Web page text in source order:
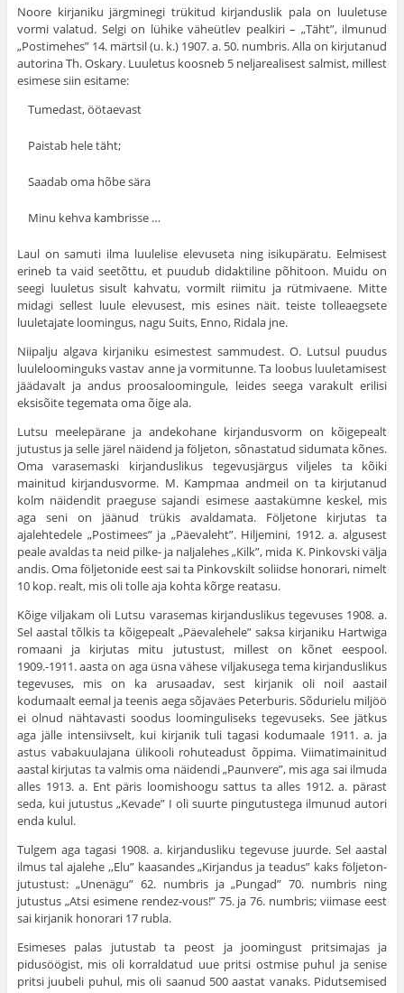
Noore kirjaniku järgminegi trükitud kirjanduslik pala on luuletuse
vormi valatud. Selgi on lühike väheütlev pealkiri – „Täht”, ilmunud
„Postimehes” 14. märtsil (u. k.) 1907. a. 50. numbris. Alla on kirjutanud
autorina Th. Oskary. Luuletus koosneb 5 neljarealisest salmist, millest
esimese siin esitame:
Tumedast, öötaevast
Paistab hele täht;
Saadab oma hõbe sära
Minu kehva kambrisse …
Laul on samuti ilma luulelise elevuseta ning isikupäratu. Eelmisest
erineb ta vaid seetõttu, et puudub didaktiline põhitoon. Muidu on
seegi luuletus sisult kahvatu, vormilt riimitu ja rütmivaene. Mitte
midagi sellest luule elevusest, mis esines näit. teiste tolleaegsete
luuletajate loomingus, nagu Suits, Enno, Ridala jne.
Niipalju algava kirjaniku esimestest sammudest. O. Lutsul puudus
luuleloominguks vastav anne ja vormitunne. Ta loobus luuletamisest
jäädavalt ja andus proosaloomingule, leides seega varakult erilisi
eksisõite tegemata oma õige ala.
Lutsu meelepärane ja andekohane kirjandusvorm on kõigepealt
jutustus ja selle järel näidend ja följeton, sõnastatud sidumata kõnes.
Oma varasemaski kirjanduslikus tegevusjärgus viljeles ta kõiki
mainitud kirjandusvorme. M. Kampmaa andmeil on ta kirjutanud
kolm näidendit praeguse sajandi esimese aastakümne keskel, mis
aga seni on jäänud trükis avaldamata. Följetone kirjutas ta
ajalehtedele „Postimees” ja „Päevaleht”. Hiljemini, 1912. a. algusest
peale avaldas ta neid pilke- ja naljalehes „Kilk”, mida K. Pinkovski välja
andis. Oma följetonide eest sai ta Pinkovskilt soliidse honorari, nimelt
10 kop. realt, mis oli tolle aja kohta kõrge reatasu.
Kõige viljakam oli Lutsu varasemas kirjanduslikus tegevuses 1908. a.
Sel aastal tõlkis ta kõigepealt „Päevalehele” saksa kirjaniku Hartwiga
romaani ja kirjutas mitu jutustust, millest on kõnet eespool.
1909.-1911. aasta on aga üsna vähese viljakusega tema kirjanduslikus
tegevuses, mis on ka arusaadav, sest kirjanik oli noil aastail
kodumaalt eemal ja teenis aega sõjaväes Peterburis. Sõdurielu miljöö
ei olnud nähtavasti soodus loominguliseks tegevuseks. See jätkus
aga jälle intensiivselt, kui kirjanik tuli tagasi kodumaale 1911. a. ja
astus vabakuulajana ülikooli rohuteadust õppima. Viimatimainitud
aastal kirjutas ta valmis oma näidendi „Paunvere”, mis aga sai ilmuda
alles 1913. a. Ent päris loomishoogu sattus ta alles 1912. a. pärast
seda, kui jutustus „Kevade” I oli suurte pingutustega ilmunud autori
enda kulul.
Tulgem aga tagasi 1908. a. kirjandusliku tegevuse juurde. Sel aastal
ilmus tal ajalehe ,,Elu” kaasandes „Kirjandus ja teadus” kaks följeton-
jutustust: „Unenägu” 62. numbris ja „Pungad” 70. numbris ning
jutustus „Atsi esimene rendez-vous!” 75. ja 76. numbris; viimase eest
sai kirjanik honorari 17 rubla.
Esimeses palas jutustab ta peost ja joomingust pritsimajas ja
pidusöögist, mis oli korraldatud uue pritsi ostmise puhul ja senise
pritsi juubeli puhul, mis oli saanud 500 aastat vanaks. Pidutsemised